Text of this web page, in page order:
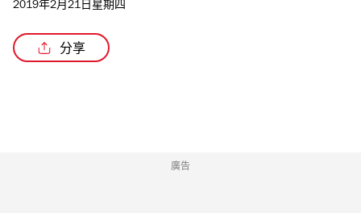
2019年2月21日星期四
分享
廣告